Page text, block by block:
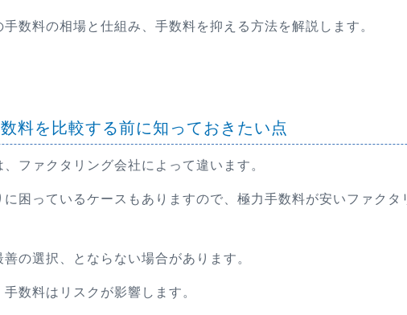
数料の相場と仕組み、手数料を抑える方法を解説します。
料を比較する前に知っておきたい点
ファクタリング会社によって違います。
困っているケースもありますので、極力手数料が安いファクタ
の選択、とならない場合があります。
数料はリスクが影響します。